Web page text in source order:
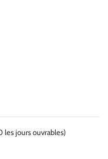
jours ouvrables)